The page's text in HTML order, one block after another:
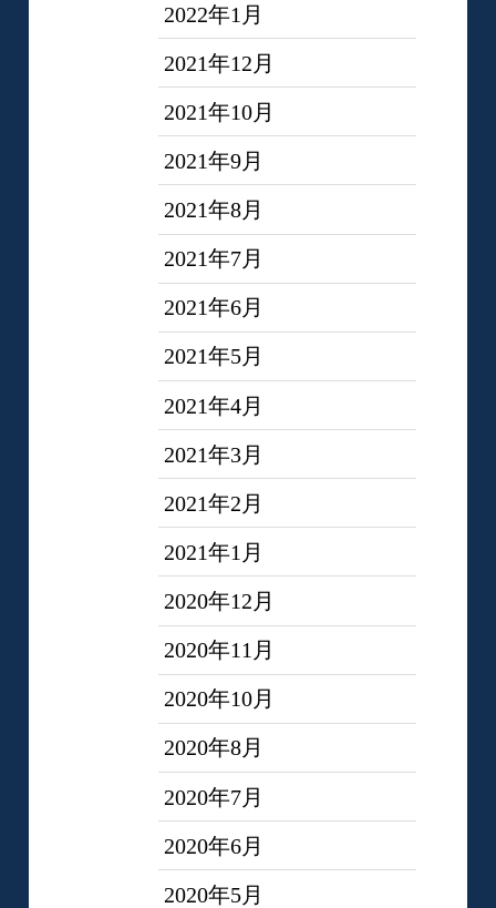
2022年1月
2021年12月
2021年10月
2021年9月
2021年8月
2021年7月
2021年6月
2021年5月
2021年4月
2021年3月
2021年2月
2021年1月
2020年12月
2020年11月
2020年10月
2020年8月
2020年7月
2020年6月
2020年5月